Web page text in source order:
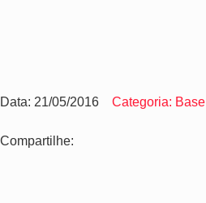
Data: 21/05/2016 Categoria: Base
Compartilhe: